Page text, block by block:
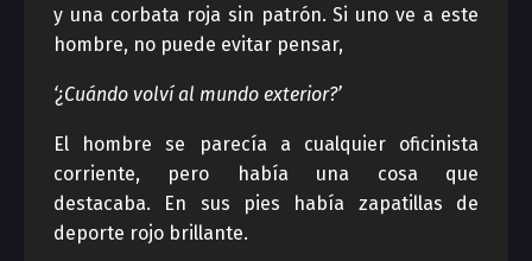
y una corbata roja sin patrón. Si uno ve a este
hombre, no puede evitar pensar,
‘¿Cuándo volví al mundo exterior?’
El hombre se parecía a cualquier oficinista
corriente, pero había una cosa que
destacaba. En sus pies había zapatillas de
deporte rojo brillante.